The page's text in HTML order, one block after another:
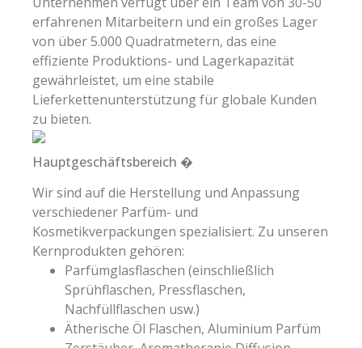
erfahrenen Mitarbeitern und ein großes Lager
von über 5.000 Quadratmetern, das eine
effiziente Produktions- und Lagerkapazität
gewährleistet, um eine stabile
Lieferkettenunterstützung für globale Kunden
zu bieten.
Hauptgeschäftsbereich �
Wir sind auf die Herstellung und Anpassung
verschiedener Parfüm- und
Kosmetikverpackungen spezialisiert. Zu unseren
Kernprodukten gehören:
Parfümglasflaschen (einschließlich
Sprühflaschen, Pressflaschen,
Nachfüllflaschen usw.)
Ätherische Öl Flaschen, Aluminium Parfüm